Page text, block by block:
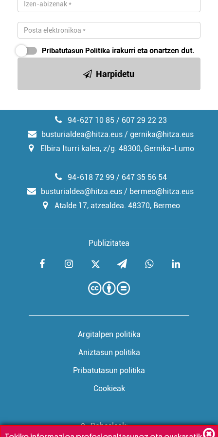
Pribatutasun Politika irakurri eta onartzen dut.
Harpidetu
94-627 10 85 / 607 29 22 23
busturialdea@hitza.eus / gernika@hitza.eus
Elbira Iturri kalea, z/g. 48300, Gernika-Lumo
Publizitatea
94-618 72 99 / 647 35 56 54
busturialdea@hitza.eus / bermeo@hitza.eus
Atalde 17, atzealdea. 48370, Bermeo
Argitalpen politika
Aniztasun politika
Pribatutasun politika
Cookieak
Babesleak: